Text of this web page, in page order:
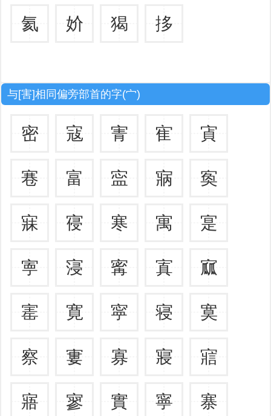
氦 妎 猲 拸
与[害]相同偏旁部首的字(宀)
密 寇 寈 寉 寊
寋 富 寍 寎 寏
寐 寑 寒 寓 寔
寕 寖 寗 寘 寙
寚 寛 寜 寝 寞
察 寠 寡 寢 寣
寤 寥 實 寧 寨